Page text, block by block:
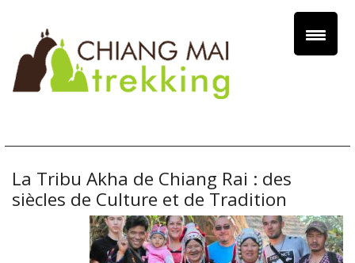
La Tribu Akha de Chiang Rai : des
siècles de Culture et de Tradition